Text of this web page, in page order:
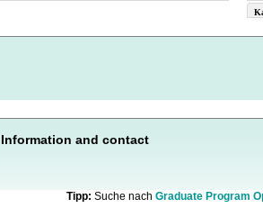
Information and contact
Tipp: Suche nach Graduate Program